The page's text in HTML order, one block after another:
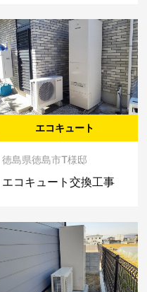
エコキュート
徳島県徳島市T様邸
エコキュート交換工事